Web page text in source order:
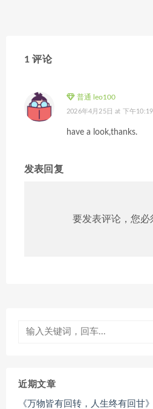
1 评论
普通 leo100
2026年4月25日 at 下午10:19
have a look,thanks.
发表回复
要发表评论，您必
近期文章
《万物皆有回转，人生终有回甘